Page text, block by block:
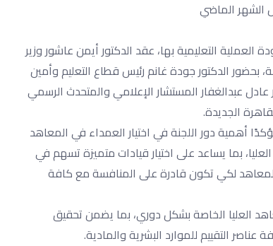
العملية التعليمية بها، عقد الدكتور أيمن عاشور وزير
بحضور الدكتور جودة غانم رئيس قطاع التعليم وأمين
عبدالغفار المستشار الإعلامي والمتحدث الرسمي
الجديدة.
أهمية دور اللجنة في اختيار العمداء في المعاهد
بما يساعد على اختيار قيادات متميزة تسهم في
المعاهد لكي تكون قادرة على المنافسة مع كافة
العليا الخاصة بشكل دوري، بما يضمن تحقيق
التقييم للموارد البشرية والمادية.